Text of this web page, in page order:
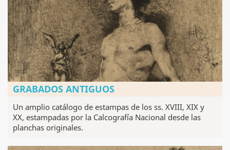
GRABADOS ANTIGUOS
Un amplio catálogo de estampas de los ss. XVIII, XIX y
XX, estampadas por la Calcografía Nacional desde las
planchas originales.